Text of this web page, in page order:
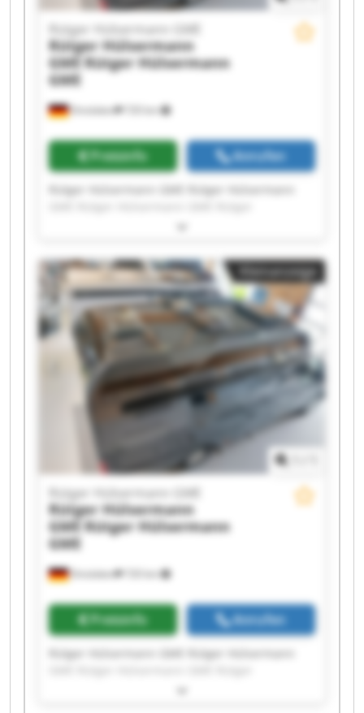
Dinslaken 720 km
Rütger Hülsermann GME
Rütger Hülsermann
GME Rütger Hülsermann
GME
Preisinfo Anrufen
Rütger Hülsermann GME Rütger Hülsermann
Hülsermann GME Rütger Hülsermann GME
GME Rütger Hülsermann GME Rütger
Hülsermann GME Rütger Hülsermann GME
Rütger Hülsermann GME Rütger Hülsermann
GME Rütger Hülsermann GME Rütger
Hülsermann GME Rütger Hülsermann GME
Rütger Hülsermann GME Rütger Hülsermann
GME Rütger Hülsermann GME Rütger
Hülsermann GME Rütger Hülsermann GME
Kleinanzeige
Dinslaken 720 km
Rütger Hülsermann GME
Rütger Hülsermann
GME Rütger Hülsermann
GME
Preisinfo Anrufen
Rütger Hülsermann GME Rütger Hülsermann
Hülsermann GME Rütger Hülsermann GME